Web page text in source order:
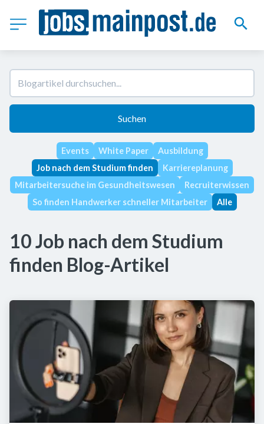
Suchen
Events White Paper
Ausbildung
Job nach dem Studium finden
Karriereplanung
Mitarbeitersuche im Gesundheitswesen
Recruiterwissen
So finden Handwerker schneller Mitarbeiter
Alle
10 Job nach dem Studium
finden Blog-Artikel